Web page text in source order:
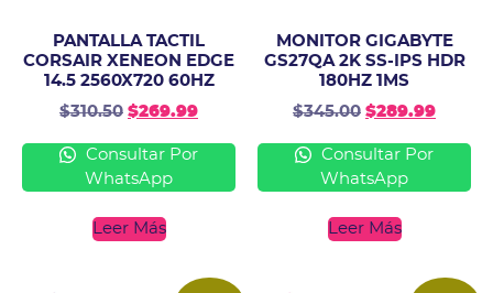
PANTALLA TACTIL
CORSAIR XENEON EDGE
14.5 2560X720 60HZ
$310.50 $269.99
Consultar Por
WhatsApp
Leer Más
MONITOR GIGABYTE
GS27QA 2K SS-IPS HDR
180HZ 1MS
$345.00 $289.99
Consultar Por
WhatsApp
Leer Más